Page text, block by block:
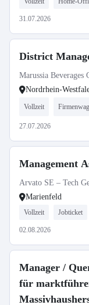
31.07.2026
District
Marussia Beverages
Nordrhein-
Vollzeit
27.07.2026
Management
Arvato SE – Tech
Marienfeld
Vollzeit Jobticket
02.08.2026
Manager /
für